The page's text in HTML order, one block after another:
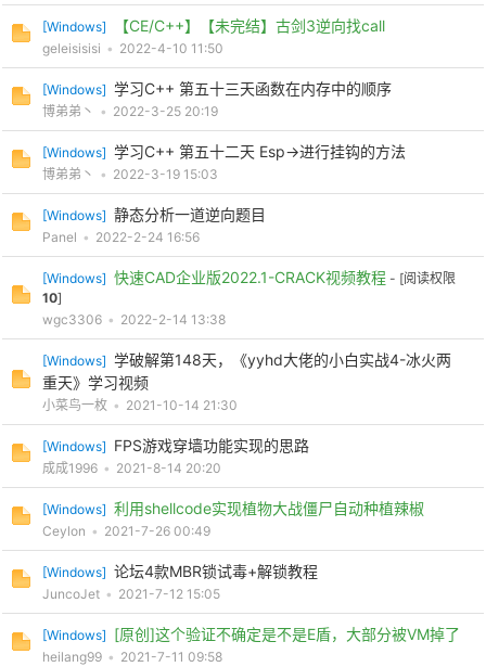
[Windows] 【CE/C++】【未完结】古剑3逆向找call
geleisisisi • 2022-4-10 11:50
[Windows] 学习C++ 第五十三天函数在内存中的顺序
博弟弟丶 • 2022-3-25 20:19
[Windows] 学习C++ 第五十二天 Esp->进行挂钩的方法
博弟弟丶 • 2022-3-19 15:03
[Windows] 静态分析一道逆向题目
Panel • 2022-2-24 16:56
[Windows] 快速CAD企业版2022.1-CRACK视频教程 - [阅读权限
10]
wgc3306 • 2022-2-14 13:38
[Windows] 学破解第148天，《yyhd大佬的小白实战4-冰火两
重天》学习视频
小菜鸟一枚 • 2021-10-14 21:30
[Windows] FPS游戏穿墙功能实现的思路
成成1996 • 2021-8-14 20:20
[Windows] 利用shellcode实现植物大战僵尸自动种植辣椒
Ceylon • 2021-7-26 00:49
[Windows] 论坛4款MBR锁试毒+解锁教程
JuncoJet • 2021-7-12 15:05
[Windows] [原创]这个验证不确定是不是E盾，大部分被VM掉了
heilang99 • 2021-7-11 09:58